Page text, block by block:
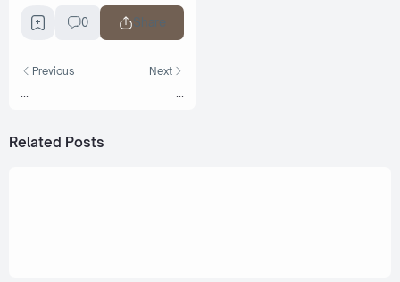
0 Share
Previous Next
Related Posts